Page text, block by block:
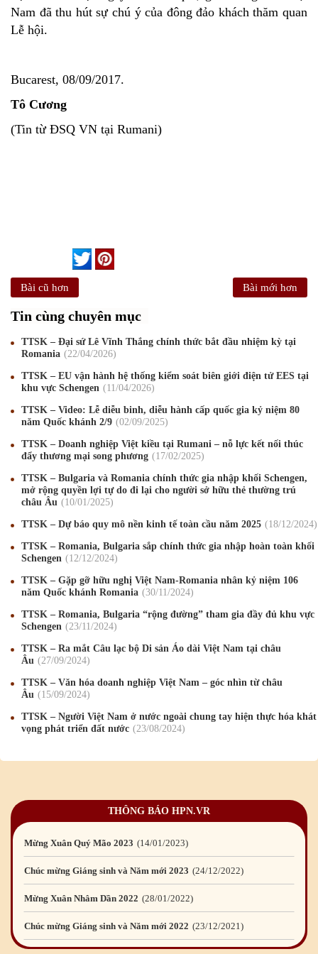
Nam đã thu hút sự chú ý của đông đảo khách thăm quan
Lễ hội.
Bucarest, 08/09/2017.
Tô Cương
(Tin từ ĐSQ VN tại Rumani)
Bài cũ hơn Bài mới hơn
Tin cùng chuyên mục
TTSK – Đại sứ Lê Vĩnh Thắng chính thức bắt đầu nhiệm kỳ tại
Romania
22/04/2026
TTSK – EU vận hành hệ thống kiểm soát biên giới điện tử EES tại
khu vực Schengen
11/04/2026
TTSK – Video: Lễ diễu binh, diễu hành cấp quốc gia kỷ niệm 80
năm Quốc khánh 2/9
02/09/2025
TTSK – Doanh nghiệp Việt kiều tại Rumani – nỗ lực kết nối thúc
đẩy thương mại song phương
17/02/2025
TTSK – Bulgaria và Romania chính thức gia nhập khối Schengen,
mở rộng quyền lợi tự do đi lại cho người sở hữu thẻ thường trú
châu Âu
10/01/2025
TTSK – Dự báo quy mô nền kinh tế toàn cầu năm 2025 18/12/2024
TTSK – Romania, Bulgaria sắp chính thức gia nhập hoàn toàn khối
Schengen
12/12/2024
TTSK – Gặp gỡ hữu nghị Việt Nam-Romania nhân kỷ niệm 106
năm Quốc khánh Romania
30/11/2024
TTSK – Romania, Bulgaria “rộng đường” tham gia đầy đủ khu vực
Schengen
23/11/2024
TTSK – Ra mắt Câu lạc bộ Di sản Áo dài Việt Nam tại châu
Âu
27/09/2024
TTSK – Văn hóa doanh nghiệp Việt Nam – góc nhìn từ châu
Âu
15/09/2024
TTSK – Người Việt Nam ở nước ngoài chung tay hiện thực hóa khát
vọng phát triển đất nước
23/08/2024
THÔNG BÁO HPN.VR
Mừng Xuân Canh Tý 2020
Chúc mừng Giáng sinh và Năm mới 2020
Mừng Xuân Kỷ Hợi 2019 /02/2019
Chúc mừng Giáng sinh và Năm mới 2019 22/12/2018
Mừng Xuân Bính Ngọ 2026 15/02 /2026
Chúc mừng Giáng sinh và Năm mới 2025
Mừng Xuân Giáp Thìn 2024 09/02/2024
Mừng Xuân Quý Mão 2023 14/01/2023
Chúc mừng Giáng sinh và Năm mới 2023
Mừng Xuân Nhâm Dần 2022 28/01 /2022
Chúc mừng Giáng sinh và Năm mới 2022
Mừng Xuân Tân Sửu 2021 10/02/2021